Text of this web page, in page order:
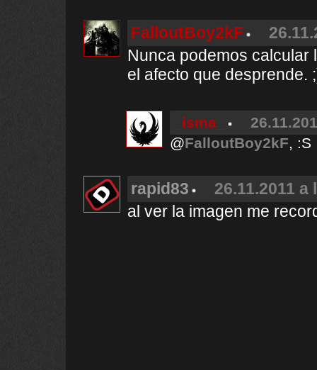
FalloutBoy2kF
Nunca podemos calcular
el afecto que desprende.
_isma_
@FalloutBoy2kF, :S
rapid83
26.11.2011 a
al ver la imagen me